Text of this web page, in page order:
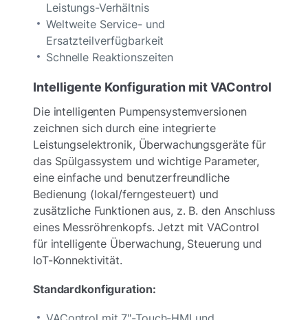
Leistungs-Verhältnis
Weltweite Service- und
Ersatzteilverfügbarkeit
Schnelle Reaktionszeiten
Intelligente Konfiguration mit VAControl
Die intelligenten Pumpensystemversionen
zeichnen sich durch eine integrierte
Leistungselektronik, Überwachungsgeräte für
das Spülgassystem und wichtige Parameter,
eine einfache und benutzerfreundliche
Bedienung (lokal/ferngesteuert) und
zusätzliche Funktionen aus, z. B. den Anschluss
eines Messröhrenkopfs. Jetzt mit VAControl
für intelligente Überwachung, Steuerung und
IoT-Konnektivität.
Standardkonfiguration: